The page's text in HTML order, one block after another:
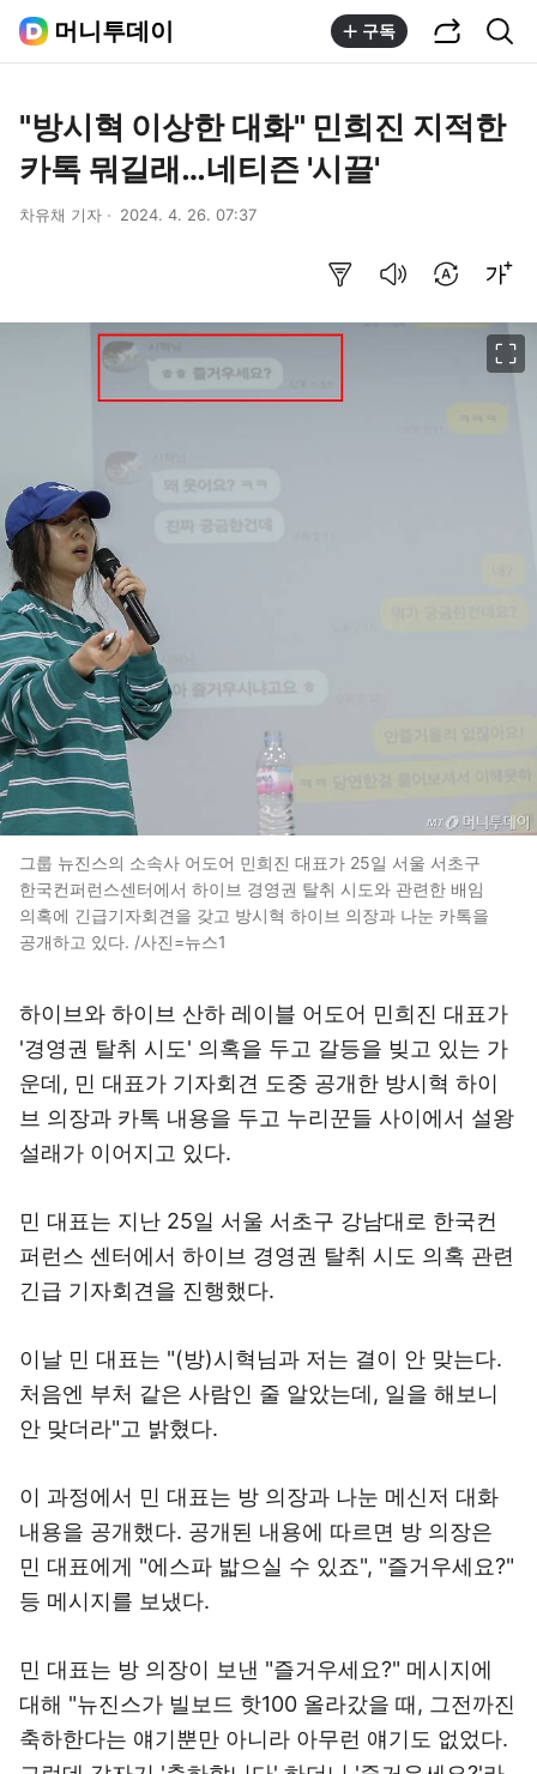
머니투데이 구독
"방시혁 이상한 대화" 민희진 지적한
카톡 뭐길래…네티즌 '시끌'
차유채 기자 2024. 4. 26. 07:37
그룹 뉴진스의 소속사 어도어 민희진 대표가 25일 서울 서초구
한국컨퍼런스센터에서 하이브 경영권 탈취 시도와 관련한 배임
의혹에 긴급기자회견을 갖고 방시혁 하이브 의장과 나눈 카톡을
공개하고 있다. /사진=뉴스1
하이브와 하이브 산하 레이블 어도어 민희진 대표가
'경영권 탈취 시도' 의혹을 두고 갈등을 빚고 있는 가
운데, 민 대표가 기자회견 도중 공개한 방시혁 하이
브 의장과 카톡 내용을 두고 누리꾼들 사이에서 설왕
설래가 이어지고 있다.
민 대표는 지난 25일 서울 서초구 강남대로 한국컨
퍼런스 센터에서 하이브 경영권 탈취 시도 의혹 관련
긴급 기자회견을 진행했다.
이날 민 대표는 "(방)시혁님과 저는 결이 안 맞는다.
처음엔 부처 같은 사람인 줄 알았는데, 일을 해보니
안 맞더라"고 밝혔다.
이 과정에서 민 대표는 방 의장과 나눈 메신저 대화
내용을 공개했다. 공개된 내용에 따르면 방 의장은
민 대표에게 "에스파 밟으실 수 있죠", "즐거우세요?"
등 메시지를 보냈다.
민 대표는 방 의장이 보낸 "즐거우세요?" 메시지에
대해 "뉴진스가 빌보드 핫100 올라갔을 때, 그전까진
축하한다는 얘기뿐만 아니라 아무런 얘기도 없었다.